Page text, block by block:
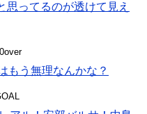
思ってるのが透けて見え
もう無理なんかな？